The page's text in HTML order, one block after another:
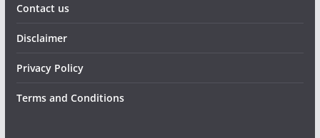
Contact us
Disclaimer
Privacy Policy
Terms and Conditions